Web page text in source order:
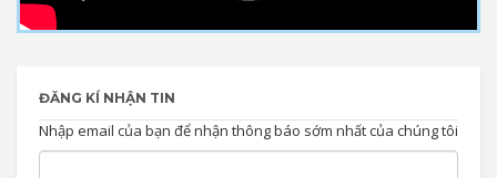
ĐĂNG KÍ NHẬN TIN
Nhập email của bạn để nhận thông báo sớm nhất của chúng tôi